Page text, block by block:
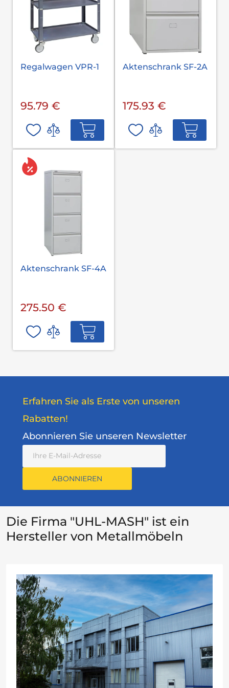
Regalwagen VPR-1
95.79 €
Aktenschrank SF-2A
175.93 €
Aktenschrank SF-4A
275.50 €
Erfahren Sie als Erste von unseren
Rabatten!
Abonnieren Sie unseren Newsletter
ABONNIEREN
Die Firma "UHL-MASH" ist ein
Hersteller von Metallmöbeln